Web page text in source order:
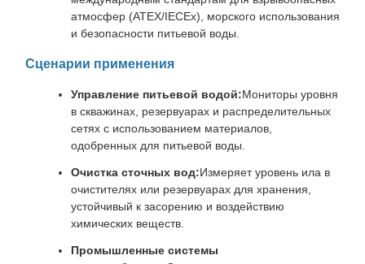
атмосфер (ATEX/IECEx), морского использования
и безопасности питьевой воды.
Сценарии применения
Управление питьевой водой:Мониторы уровня
в скважинах, резервуарах и распределительных
сетях с использованием материалов,
одобренных для питьевой воды.
Очистка сточных вод:Измеряет уровень ила в
очистителях или резервуарах для хранения,
устойчивый к засорению и воздействию
химических веществ.
Промышленные системы